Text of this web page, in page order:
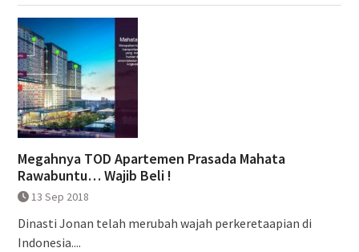
Megahnya TOD Apartemen Prasada Mahata
Rawabuntu… Wajib Beli !
13 Sep 2018
Dinasti Jonan telah merubah wajah perkeretaapian di
Indonesia....